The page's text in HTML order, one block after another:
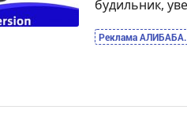
будильник,
Реклама